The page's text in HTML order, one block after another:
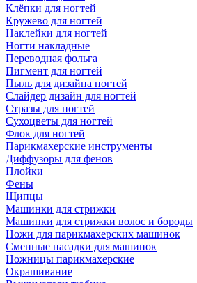
Клёпки для ногтей
Кружево для ногтей
Наклейки для ногтей
Ногти накладные
Переводная фольга
Пигмент для ногтей
Пыль для дизайна ногтей
Слайдер дизайн для ногтей
Стразы для ногтей
Сухоцветы для ногтей
Флок для ногтей
Парикмахерские инструменты
Диффузоры для фенов
Плойки
Фены
Щипцы
Машинки для стрижки
Машинки для стрижки волос и бороды
Ножи для парикмахерских машинок
Сменные насадки для машинок
Ножницы парикмахерские
Окрашивание